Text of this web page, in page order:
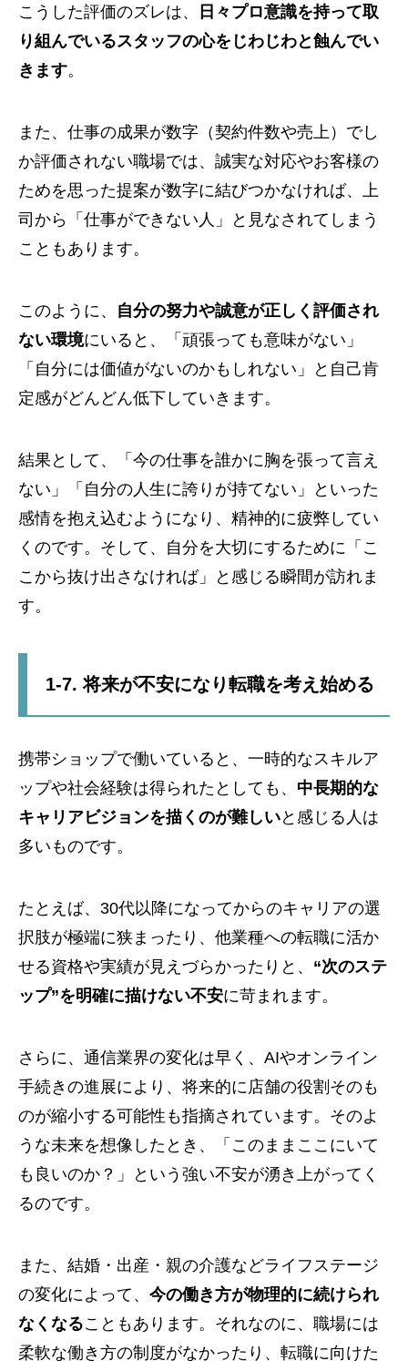
こうした評価のズレは、
日々プロ意識を持って取
り組んでいるスタッフの心をじわじわと蝕んでい
きます。
また、仕事の成果が数字（契約件数や売上）でし
か評価されない職場では、誠実な対応やお客様の
ためを思った提案が数字に結びつかなければ、上
司から「仕事ができない人」と見なされてしまう
こともあります。
このように、 自分の努力や誠意が正しく評価され
ない環境にいると、「頑張っても意味がない」
「自分には価値がないのかもしれない」と自己肯
定感がどんどん低下していきます。
結果として、「今の仕事を誰かに胸を張って言え
ない」「自分の人生に誇りが持てない」といった
感情を抱え込むようになり、精神的に疲弊してい
くのです。そして、自分を大切にするために「こ
こから抜け出さなければ」と感じる瞬間が訪れま
す。
1-7. 将来が不安になり転職を考え始める
携帯ショップで働いていると、一時的なスキルア
ップや社会経験は得られたとしても、 中長期的な
キャリアビジョンを描くのが難しいと感じる人は
多いものです。
たとえば、30代以降になってからのキャリアの選
択肢が極端に狭まったり、他業種への転職に活か
せる資格や実績が見えづらかったりと、 “次のステ
ップ”を明確に描けない不安に苛まれます。
さらに、通信業界の変化は早く、AIやオンライン
手続きの進展により、将来的に店舗の役割そのも
のが縮小する可能性も指摘されています。そのよ
うな未来を想像したとき、「このままここにいて
も良いのか？」という強い不安が湧き上がってく
るのです。
また、結婚・出産・親の介護などライフステージ
の変化によって、 今の働き方が物理的に続けられ
なくなることもあります。それなのに、職場には
柔軟な働き方の制度がなかったり、転職に向けた